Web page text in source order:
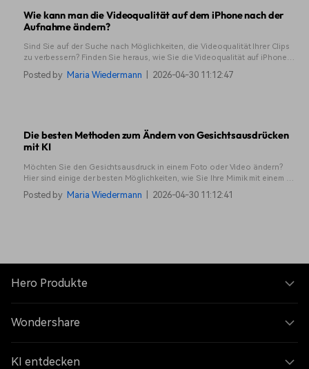
Wie kann man die Videoqualität auf dem iPhone nach der
Aufnahme ändern?
Sind Sie auf der Suche nach Möglichkeiten, die Videoqualität Ihrer Clips
zu verbessern? Finden Sie heraus, wie Sie die Videoqualität auf iPhone
und Android nach der Aufnahme ändern können.
Posted by Maria Wiedermann 2026-04-30 11:12:47
Die besten Methoden zum Ändern von Gesichtsausdrücken
mit KI
Möchten Sie den Gesichtsausdruck in einem Foto oder Video ändern?
Hier sind einige der besten Möglichkeiten, wie Sie Ihre Mimik mit einem KI
Gesichtsausdruck Wechsler verändern können.
Posted by Maria Wiedermann 2026-04-30 11:12:41
Hero Produkte
Wondershare
KI entdecken